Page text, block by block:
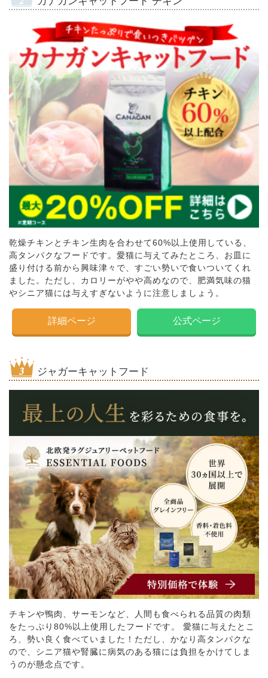
乾燥チキンとチキン生肉を合わせて60%以上使用している、
高タンパクなフードです。愛猫に与えてみたところ、お皿に
盛り付ける前から興味津々で、すごい勢いで食いついてくれ
ました。ただし、カロリーがやや高めなので、肥満気味の猫
やシニア猫には与えすぎないように注意しましょう。
詳細ページ 公式ページ
ジャガーキャットフード
チキンや鴨肉、サーモンなど、人間も食べられる品質の肉類
をたっぷり80%以上使用したフードです。 愛猫に与えたとこ
ろ、勢い良く食べていました！ただし、かなり高タンパクな
ので、シニア猫や腎臓に病気のある猫には負担をかけてしま
うのが懸念点です。